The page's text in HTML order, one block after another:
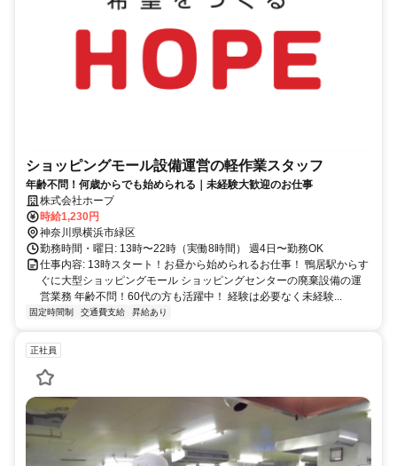
ショッピングモール設備運営の軽作業スタッフ
年齢不問！何歳からでも始められる｜未経験大歓迎のお仕事
株式会社ホープ
時給1,230円
神奈川県横浜市緑区
勤務時間・曜日: 13時〜22時（実働8時間） 週4日〜勤務OK
仕事内容: 13時スタート！お昼から始められるお仕事！ 鴨居駅からす
ぐに大型ショッピングモール ショッピングセンターの廃棄設備の運
営業務 年齢不問！60代の方も活躍中！ 経験は必要なく未経験...
固定時間制 交通費支給 昇給あり
正社員